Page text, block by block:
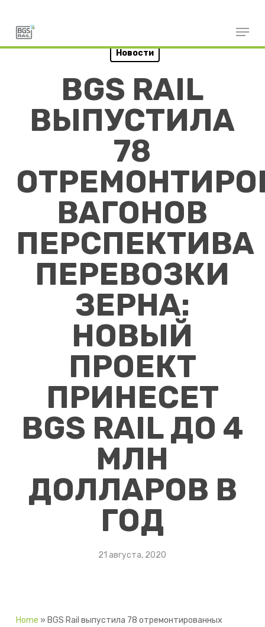
main
Новости
BGS RAIL
ВЫПУСТИЛА
78
ВАГОНОВ
ПЕРСПЕКТИВА
ПЕРЕВОЗКИ
ЗЕРНА:
НОВЫЙ
ПРОЕКТ
ПРИНЕСЕТ
BGS RAIL ДО 4
МЛН
ДОЛЛАРОВ В
ГОД
21 августа, 2020
Home » BGS Rail выпустила 78 отремонтированных